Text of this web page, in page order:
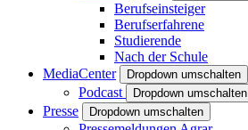
Berufseinsteiger
Berufserfahrene
Studierende
Nach der Schule
MediaCenter
Dropdown umschalten
Podcast Dropdown umschalten
Presse Dropdown umschalten